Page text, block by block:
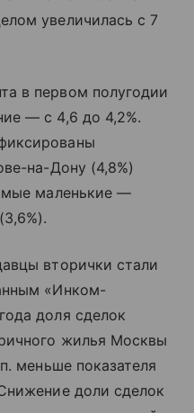
увеличилась с 7
в первом полугодии
— с 4,6 до 4,2%.
на-Дону (4,8%)
маленькие —
вторички стали
«Инком-
доля сделок
жилья Москвы
меньше показателя
доли сделок